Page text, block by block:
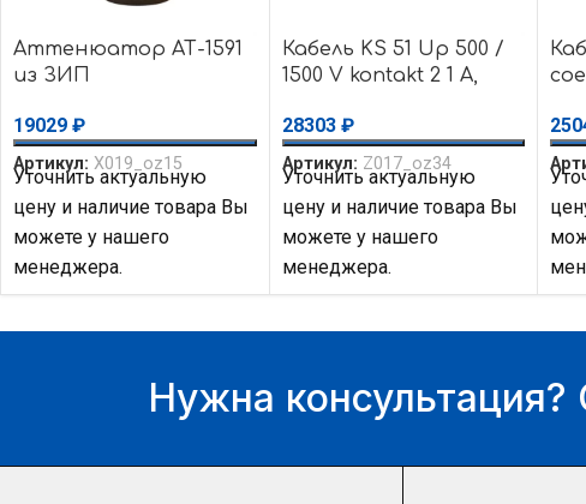
Аттенюатор АТ-1591
из ЗИП
19029 ₽
Артикул: X019_oz15
Уточнить актуальную
цену и наличие товара Вы
можете у нашего
менеджера.
Кабель KS 51 Up 500 /
1500 V kontakt 2 1 A,
28303 ₽
Артикул: Z017_oz34
Уточнить актуальную
цену и наличие товара Вы
можете у нашего
менеджера.
Ом
Нужна